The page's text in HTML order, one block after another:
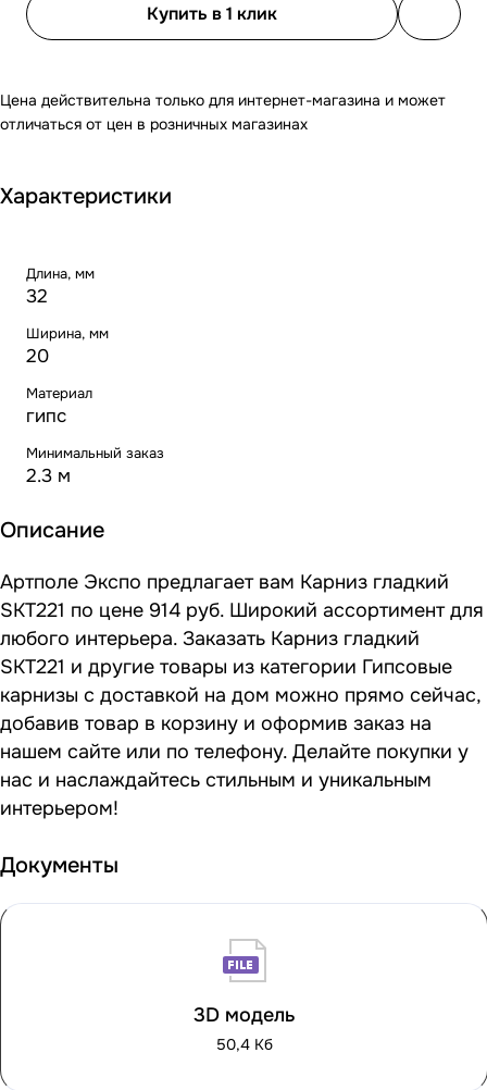
Купить в 1 клик
Цена действительна только для интернет-магазина и может
отличаться от цен в розничных магазинах
Характеристики
Длина, мм
32
Ширина, мм
20
Материал
гипс
Минимальный заказ
2.3 м
Описание
Артполе Экспо предлагает вам Карниз гладкий
SKT221 по цене 914 руб. Широкий ассортимент для
любого интерьера. Заказать Карниз гладкий
SKT221 и другие товары из категории Гипсовые
карнизы с доставкой на дом можно прямо сейчас,
добавив товар в корзину и оформив заказ на
нашем сайте или по телефону. Делайте покупки у
нас и наслаждайтесь стильным и уникальным
интерьером!
Документы
3D модель
50,4 Кб